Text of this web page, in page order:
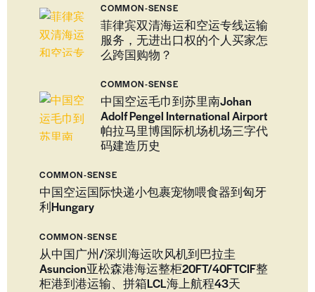
COMMON-SENSE
菲律宾双清海运和空运专线运输
服务，无进出口权的个人买家怎
么跨国购物？
COMMON-SENSE
中国空运毛巾到苏里南Johan
Adolf Pengel International Airport
帕拉马里博国际机场机场三字代
码建造历史
COMMON-SENSE
中国空运国际快递小包裹宠物喂食器到匈牙
利Hungary
COMMON-SENSE
从中国广州/深圳海运吹风机到巴拉圭
Asuncion亚松森港海运整柜20FT/40FTCIF整
柜港到港运输、拼箱LCL海上航程43天